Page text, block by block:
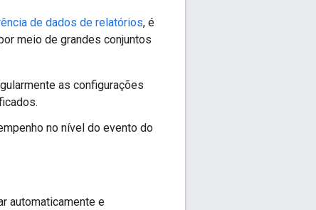
de dados de relatórios, é
meio de grandes conjuntos
as configurações
no nível do evento do
automaticamente e